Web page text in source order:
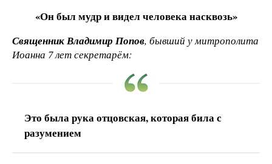
«Он был мудр и видел человека насквозь»
Священник Владимир Попов, бывший у митрополита
Иоанна 7 лет секретарём:
Это была рука отцовская, которая била с
разумением